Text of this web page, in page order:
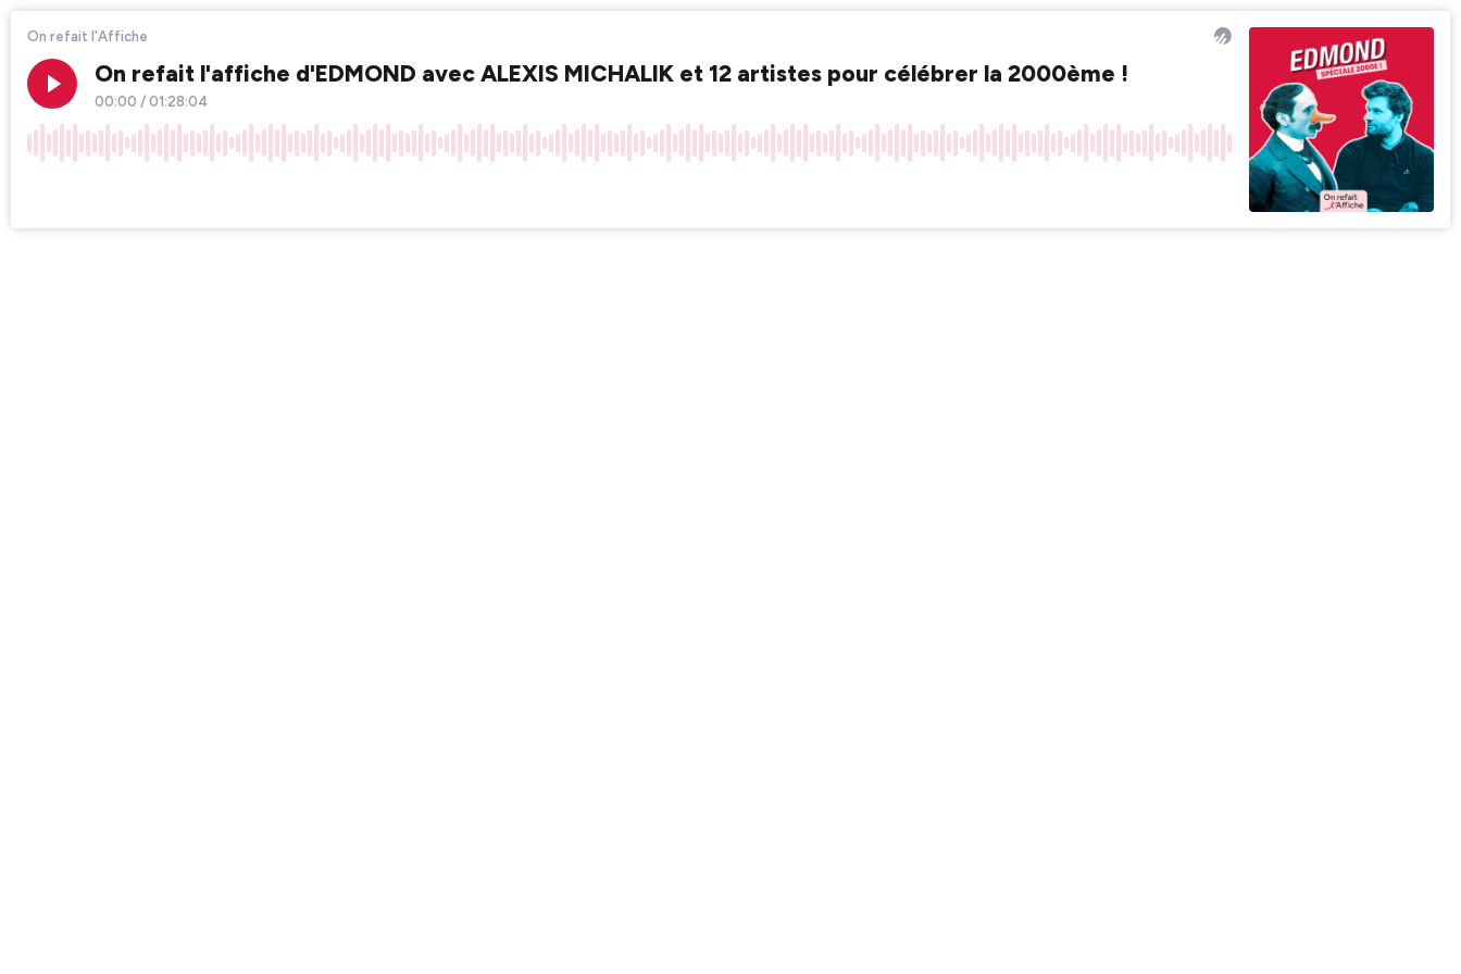
On refait l'Affiche
On refait l'affiche d'EDMOND avec ALEXIS MICHALIK et 12 artistes pour célébrer la 2000ème !
00:00 /01:28:04